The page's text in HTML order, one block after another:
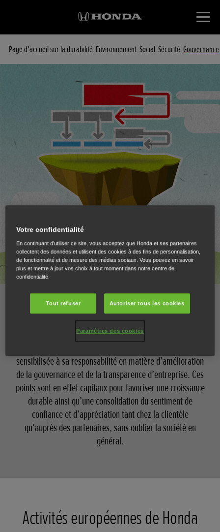
Page d’accueil sur la durabilité Environnement Social Sécurité Gouvernance
Gouvernance d’entreprise
Honda s’évertuant à incarner « une entreprise essentielle
sensibilisée à sa responsabilité en matière d’amélioration
de la gouvernance et de la transparence d’entreprise. Ces
points sont en effet capitaux pour favoriser une croissance
durable ainsi qu’une consolidation du sentiment de
confiance et d’appréciation tant chez la clientèle
qu’auprès des partenaires, sans oublier la société en
général.
Activités européennes de Honda
Votre confidentialité
En continuant d'utiliser ce site, vous acceptez que Honda et ses partenaires
collectent des données et utilisent des cookies à des fins de personnalisation,
de fonctionnalité et de mesure des médias sociaux. Vous pouvez en savoir
plus et mettre à jour vos choix à tout moment dans notre centre de
confidentialité.
Tout refuser Autoriser tous les cookies
Paramètres des cookies